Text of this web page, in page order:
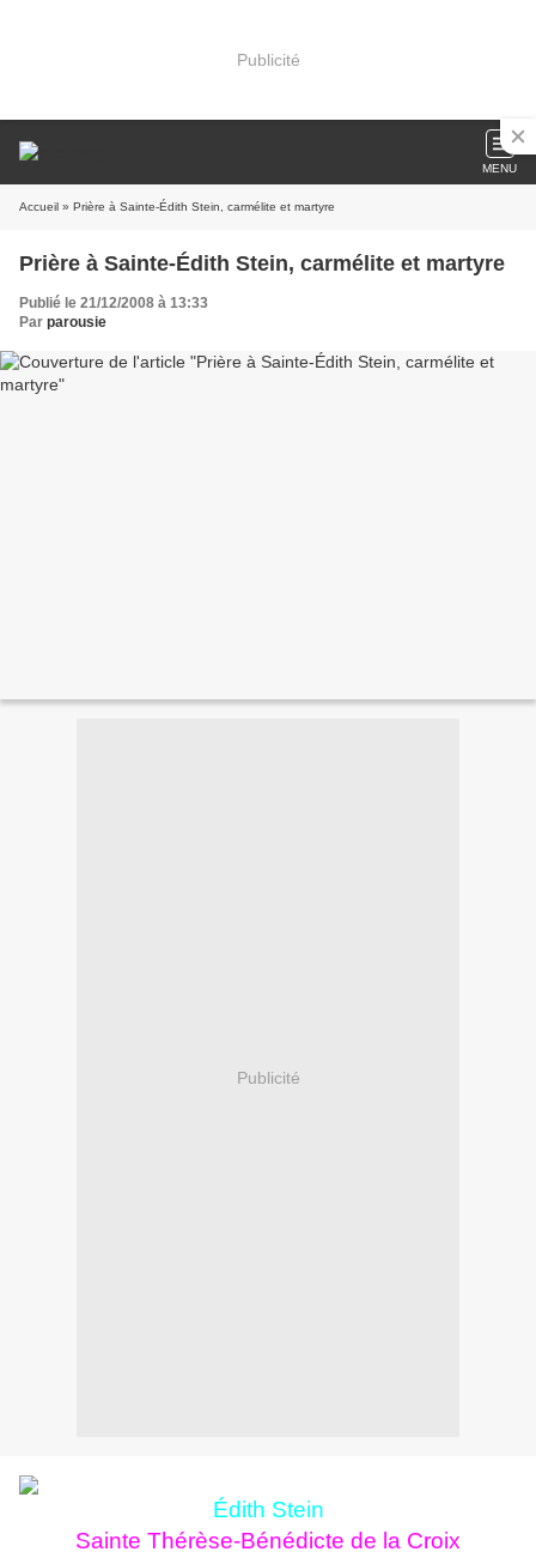
Publicité
MENU
Accueil » Prière à Sainte-Édith Stein, carmélite et martyre
Prière à Sainte-Édith Stein, carmélite et martyre
Publié le 21/12/2008 à 13:33
Par parousie
Publicité
Édith Stein
Sainte Thérèse-Bénédicte de la Croix